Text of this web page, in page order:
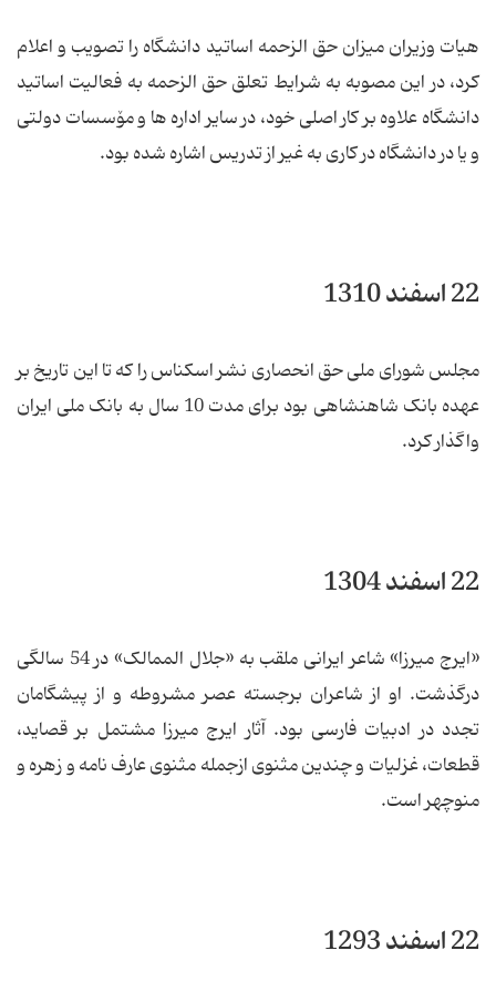
هیات وزیران میزان حق الزحمه اساتید دانشگاه را تصویب و اعلام
کرد، در این مصوبه به شرایط تعلق حق الزحمه به فعالیت اساتید
دانشگاه علاوه بر کار اصلی خود، در سایر اداره ها و مۆسسات دولتی
و یا در دانشگاه در کاری به غیر از تدریس اشاره شده بود.
22 اسفند 1310
مجلس شورای ملی حق انحصاری نشر اسکناس را که تا این تاریخ بر
عهده بانک شاهنشاهی بود برای مدت 10 سال به بانک ملی ایران
واگذار کرد.
22 اسفند 1304
«ایرج میرزا» شاعر ایرانی ملقب به «جلال الممالک» در 54 سالگی
درگذشت. او از شاعران برجسته عصر مشروطه و از پیشگامان
تجدد در ادبیات فارسی بود. آثار ایرج میرزا مشتمل بر قصاید،
قطعات، غزلیات و چندین مثنوی ازجمله مثنوی عارف نامه و زهره و
منوچهر است.
22 اسفند 1293